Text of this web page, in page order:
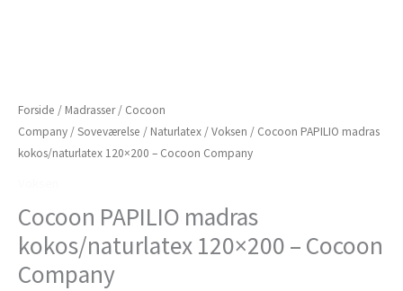
Forside / Madrasser/ Cocoon
Company /Soveværelse / Naturlatex /Voksen / Cocoon PAPILIO madras
kokos/naturlatex 120×200 – Cocoon Company
Cocoon PAPILIO madras
kokos/naturlatex 120×200 – Cocoon
Company